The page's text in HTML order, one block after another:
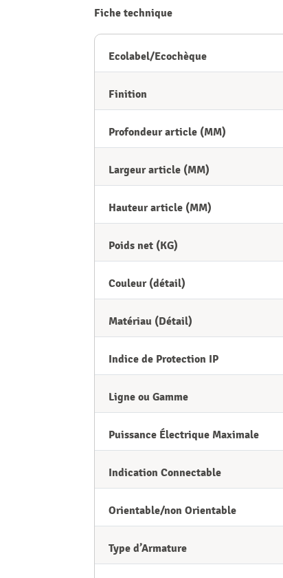
Fiche technique
Ecolabel/Ecochèque
Finition
Profondeur article (MM)
Largeur article (MM)
Hauteur article (MM)
Poids net (KG)
Couleur (détail)
Matériau (Détail)
Indice de Protection IP
Ligne ou Gamme
Puissance Électrique Maximale
Indication Connectable
Orientable/non Orientable
Type d’Armature